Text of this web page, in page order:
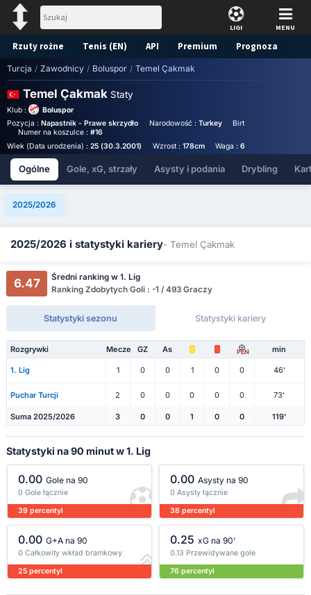
LIGI MENU
Rzuty rożne Tenis (EN) API Premium Prognoza
Turcja / Zawodnicy / Boluspor / Temel Çakmak
Temel Çakmak Staty
Klub :
Boluspor
Pozycja : Napastnik - Prawe skrzydło Narodowość : Turkey Birthplace :
Numer na koszulce : #16
Wiek (Data urodzenia) : 25 (30.3.2001) Wzrost : 178cm Waga :65kg
Ogólne Gole, xG, strzały Asysty i podania Drybling
2025/2026
2025/2026 i statystyki kariery- Temel Çakmak
6.47
Średni ranking w 1. Lig
Ranking Zdobytych Goli : -1 / 493 Graczy
Statystyki sezonu Statystyki kariery
Rozgrywki Mecze GZ As PEN min
1. Lig 1 0 0 1 0 0 46'
Puchar Turcji 2 0 0 0 0 0 73'
Suma 2025/2026 3 0 0 1 0 0 119'
Statystyki na 90 minut w 1. Lig
0.00 Gole na 90
0 Gole łącznie
39 percentyl
0.00 Asysty na 90
0 Asysty łącznie
38 percentyl
0.00 G+A na 90
0 Całkowity wkład bramkowy
25 percentyl
0.25 xG na 90'
0.13 Przewidywane gole
76 percentyl